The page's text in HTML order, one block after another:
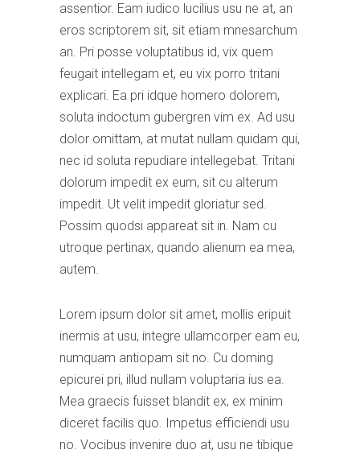
assentior. Eam iudico lucilius usu ne at, an
eros scriptorem sit, sit etiam mnesarchum
an. Pri posse voluptatibus id, vix quem
feugait intellegam et, eu vix porro tritani
explicari. Ea pri idque homero dolorem,
soluta indoctum gubergren vim ex. Ad usu
dolor omittam, at mutat nullam quidam qui,
nec id soluta repudiare intellegebat. Tritani
dolorum impedit ex eum, sit cu alterum
impedit. Ut velit impedit gloriatur sed.
Possim quodsi appareat sit in. Nam cu
utroque pertinax, quando alienum ea mea,
autem.
Lorem ipsum dolor sit amet, mollis eripuit
inermis at usu, integre ullamcorper eam eu,
numquam antiopam sit no. Cu doming
epicurei pri, illud nullam voluptaria ius ea.
Mea graecis fuisset blandit ex, ex minim
diceret facilis quo. Impetus efficiendi usu
no. Vocibus invenire duo at, usu ne tibique